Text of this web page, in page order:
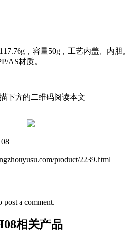
，容量50g，工艺内盖、内胆。
AS材质。
下方的二维码阅读本文
product/2239.html
post a comment.
相关产品